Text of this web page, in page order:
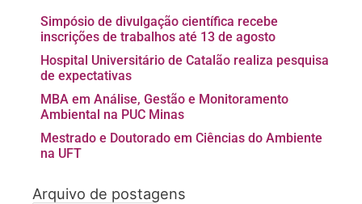
Simpósio de divulgação científica recebe
inscrições de trabalhos até 13 de agosto
Hospital Universitário de Catalão realiza pesquisa
de expectativas
MBA em Análise, Gestão e Monitoramento
Ambiental na PUC Minas
Mestrado e Doutorado em Ciências do Ambiente
na UFT
Arquivo de postagens
Arquivo